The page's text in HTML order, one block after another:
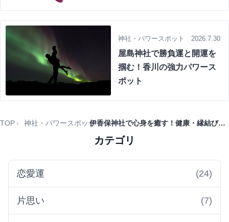
神社・パワースポット 2026.7.30
屋島神社で勝負運と開運を
掴む！香川の強力パワース
ポット
TOP 神社・パワースポット 伊香保神社で心身を癒す！健康・縁結び・子授けのパワースポット
カテゴリ
恋愛運 (24)
片思い (7)